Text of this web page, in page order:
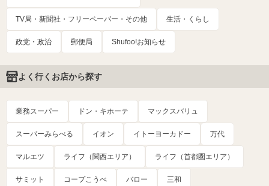
TV局・新聞社・フリーペーパー・その他 生活・くらし
政党・政治 郵便局 Shufoo!お知らせ
よく行くお店から探す
業務スーパー ドン・キホーテ マックスバリュ
スーパーみらべる イオン イトーヨーカドー 万代
マルエツ ライフ（関西エリア） ライフ（首都圏エリア）
サミット コープこうべ バロー 三和